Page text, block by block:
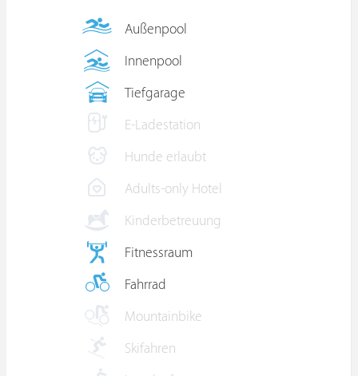
Außenpool
Innenpool
Tiefgarage
E-Ladestation
Hunde erlaubt
Adults-only Hotel
Kinderbetreuung
Fitnessraum
Fahrrad
Mountainbike
Skifahren